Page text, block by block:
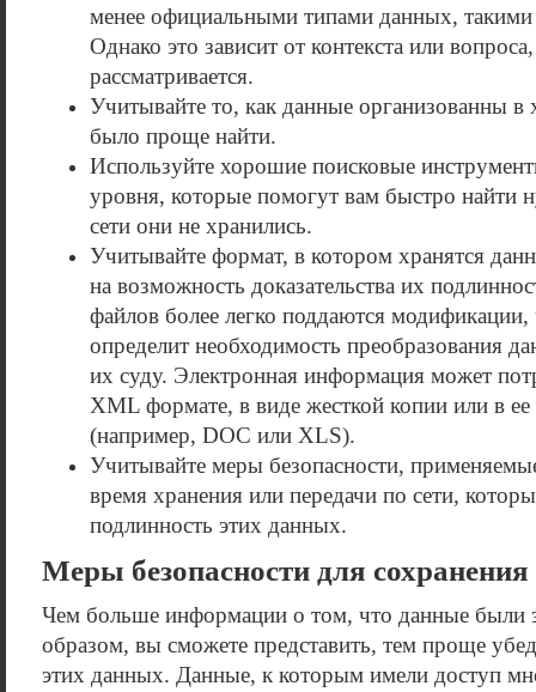
менее официальными типами данных,
Однако это зависит от контекста или
рассматривается.
Учитывайте то, как данные организованны
было проще найти.
Используйте хорошие поисковые
уровня, которые помогут вам быстро найти
сети они не хранились.
Учитывайте формат, в котором хранятся
на возможность доказательства их
файлов более легко поддаются
определит необходимость преобразования
их суду. Электронная информация может
XML формате, в виде жесткой копии или в
(например, DOC или XLS).
Учитывайте меры безопасности,
время хранения или передачи по сети,
подлинность этих данных.
Меры безопасности для
Чем больше информации о том, что данные
образом, вы сможете представить, тем проще
этих данных. Данные, к которым имели доступ